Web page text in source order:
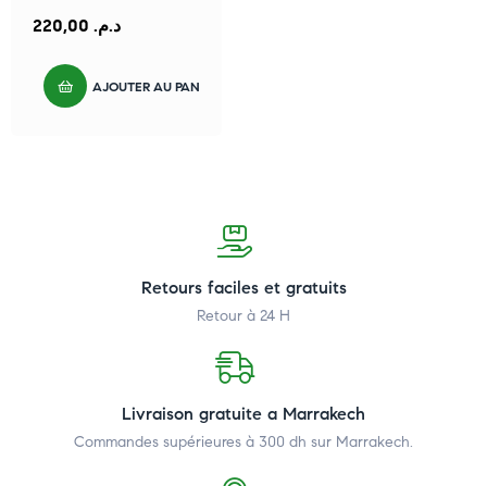
د.م.
AJOUTER AU PANIER
Retours faciles et gratuits
Retour à 24 H
Livraison gratuite a Marrakech
Commandes supérieures à 300 dh sur Marrakech.